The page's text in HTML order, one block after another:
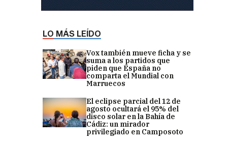
LO MÁS LEÍDO
Vox también mueve ficha y se
suma a los partidos que
piden que España no
comparta el Mundial con
Marruecos
El eclipse parcial del 12 de
agosto ocultará el 95% del
disco solar en la Bahía de
Cádiz: un mirador
privilegiado en Camposoto